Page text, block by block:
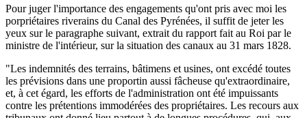
Pour juger l'importance des engagements qu'ont pris avec moi les
porpriétaires riverains du Canal des Pyrénées, il suffit de jeter les
yeux sur le paragraphe suivant, extrait du rapport fait au Roi par le
ministre de l'intérieur, sur la situation des canaux au 31 mars 1828.
"Les indemnités des terrains, bâtimens et usines, ont excédé toutes
les prévisions dans une proportin aussi fâcheuse qu'extraordinaire,
et, à cet égard, les efforts de l'administration ont été impuissants
contre les prétentions immodérées des propriétaires. Les recours aux